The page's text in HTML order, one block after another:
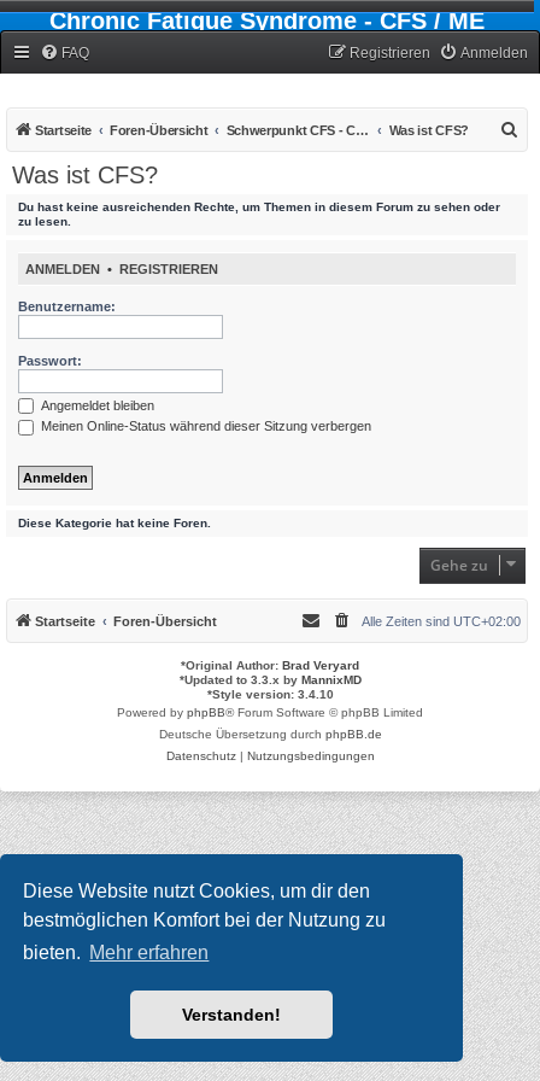
Diese Website nutzt Cookies, um dir den
bestmöglichen Komfort bei der Nutzung zu
bieten. Mehr erfahren
Verstanden!
Chronic Fatigue Syndrome - CFS / ME
FAQ Anmelden
Registrieren
Startseite Foren-Übersicht Schwerpunkt CFS - Chronic-Fatigue-Syndrom Was ist CFS?
Was ist CFS?
Du hast keine ausreichenden Rechte, um Themen in diesem Forum zu sehen oder
zu lesen.
ANMELDEN • REGISTRIEREN
Benutzername:
Passwort:
Angemeldet bleiben
Meinen Online-Status während dieser Sitzung verbergen
Diese Kategorie hat keine Foren.
Gehe zu
Startseite Foren-Übersicht Alle Zeiten sind UTC+02:00
*Original Author: Brad Veryard
*Updated to 3.3.x by MannixMD
*Style version: 3.4.10
Powered by phpBB® Forum Software © phpBB Limited
Deutsche Übersetzung durch phpBB.de
Datenschutz| Nutzungsbedingungen